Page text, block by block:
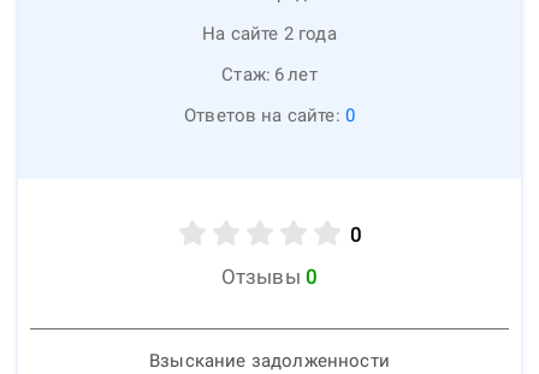
На сайте 2 года
Стаж: 6лет
Ответов на сайте: 0
0
Отзывы 0
Взыскание задолженности